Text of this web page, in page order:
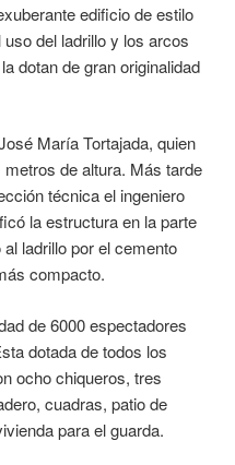
edificio de estilo
del ladrillo y los arcos
dotan de gran originalidad
María Tortajada, quien
de altura. Más tarde
técnica el ingeniero
la estructura en la parte
ladrillo por el cemento
compacto.
de 6000 espectadores
dotada de todos los
ocho chiqueros, tres
cuadras, patio de
para el guarda.